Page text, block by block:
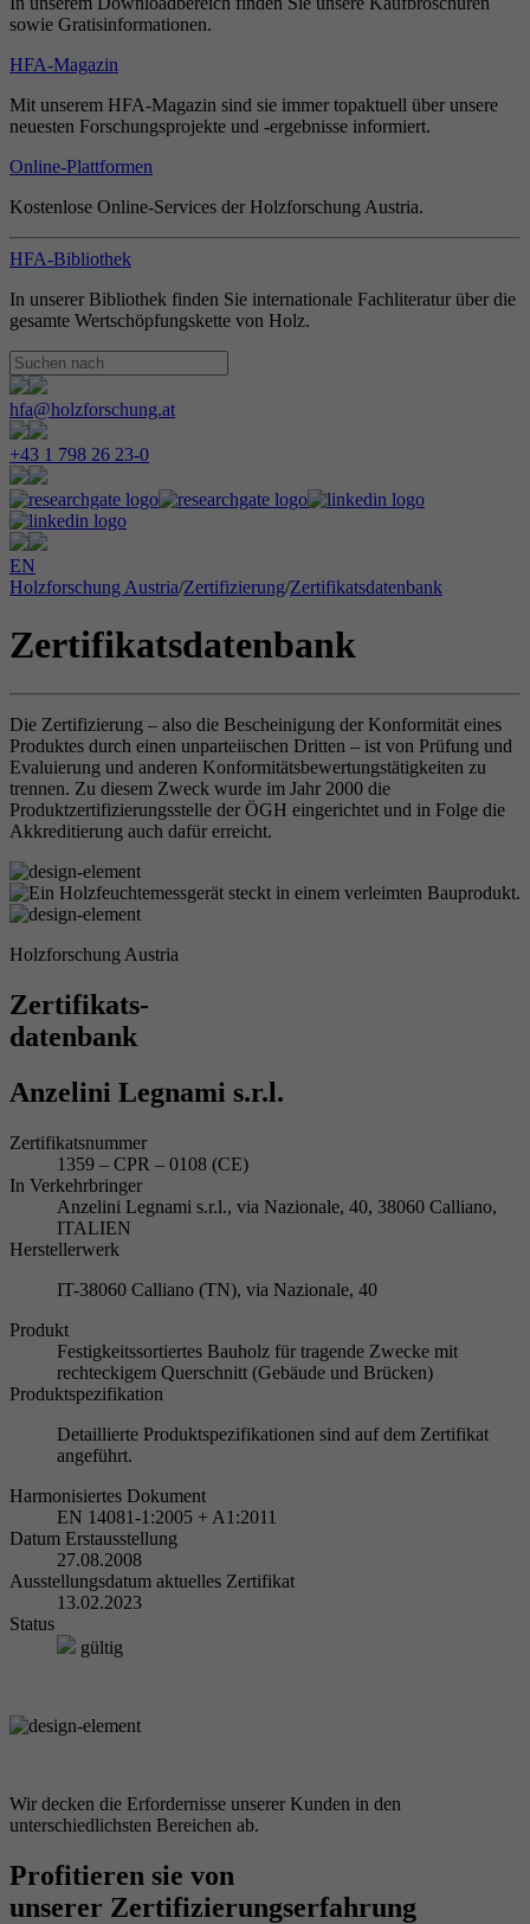
sowie Gratisinformationen.
HFA-Magazin
Mit unserem HFA-Magazin sind sie immer topaktuell über unsere
neuesten Forschungsprojekte und -ergebnisse informiert.
Online-Plattformen
Kostenlose Online-Services der Holzforschung Austria.
HFA-Bibliothek
In unserer Bibliothek finden Sie internationale Fachliteratur über die
gesamte Wertschöpfungskette von Holz.
hfa@holzforschung.at
+43 1 798 26 23-0
EN
Holzforschung Austria/Zertifizierung/Zertifikatsdatenbank
Zertifikatsdatenbank
Die Zertifizierung – also die Bescheinigung der Konformität eines
Produktes durch einen unparteiischen Dritten – ist von Prüfung und
Evaluierung und anderen Konformitätsbewertungstätigkeiten zu
trennen. Zu diesem Zweck wurde im Jahr 2000 die
Produktzertifizierungsstelle der ÖGH eingerichtet und in Folge die
Akkreditierung auch dafür erreicht.
Holzforschung Austria
Zertifikats-
datenbank
Anzelini Legnami s.r.l.
Zertifikatsnummer
1359 – CPR – 0108 (CE)
In Verkehrbringer
Anzelini Legnami s.r.l., via Nazionale, 40, 38060 Calliano,
ITALIEN
Herstellerwerk
IT-38060 Calliano (TN), via Nazionale, 40
Produkt
Festigkeitssortiertes Bauholz für tragende Zwecke mit
rechteckigem Querschnitt (Gebäude und Brücken)
Produktspezifikation
Detaillierte Produktspezifikationen sind auf dem Zertifikat
angeführt.
Harmonisiertes Dokument
EN 14081-1:2005 + A1:2011
Datum Erstausstellung
27.08.2008
Ausstellungsdatum aktuelles Zertifikat
13.02.2023
Status
gültig
Wir decken die Erfordernisse unserer Kunden in den
unterschiedlichsten Bereichen ab.
Profitieren sie von
unserer Zertifizierungserfahrung